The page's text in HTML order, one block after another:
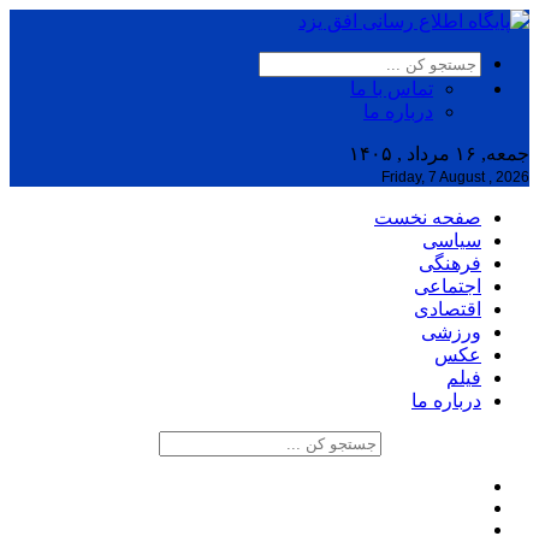
تماس با ما
درباره ما
جمعه, ۱۶ مرداد , ۱۴۰۵
Friday, 7 August , 2026
صفحه نخست
سیاسی
فرهنگی
اجتماعی
اقتصادی
ورزشی
عکس
فیلم
درباره ما